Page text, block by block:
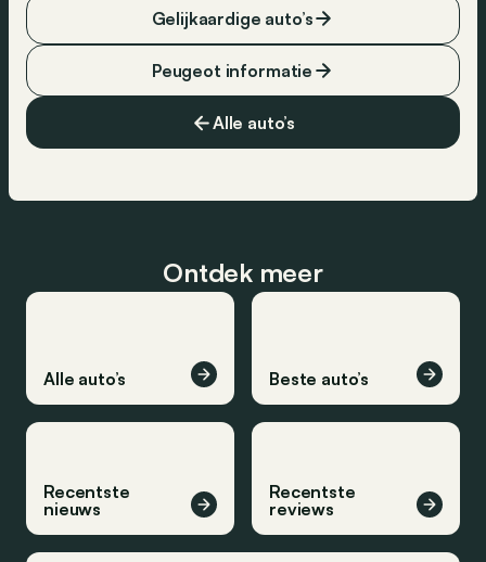
Alle auto’s
Peugeot informatie
Gelijkaardige auto’s
Ontdek meer
Alle auto’s Beste auto’s
Recentste
nieuws
Recentste
reviews